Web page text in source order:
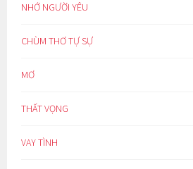
NHỚ NGƯỜI YÊU
CHÙM THƠ TỰ SỰ
MƠ
THẤT VỌNG
VAY TÌNH